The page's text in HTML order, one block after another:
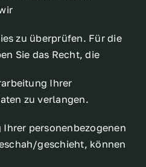
zu überprüfen. Für die
Sie das Recht, die
Ihrer
zu verlangen.
Ihrer personenbezogenen
geschieht, können